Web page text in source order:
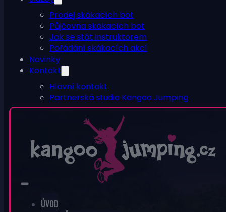
Prodej skákacích bot
Půjčovna skákacích bot
Jak se stát instruktorem
Pořádání skákacích akcí
Novinky
Kontakt
Hlavní kontakt
Partnerská studia Kangoo Jumping
ÚVOD
V košíku nic není.